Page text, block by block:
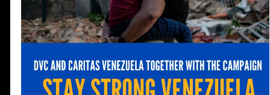
Informaciónde
contacto
(0212) 263 08 33
2da Av. de Campo